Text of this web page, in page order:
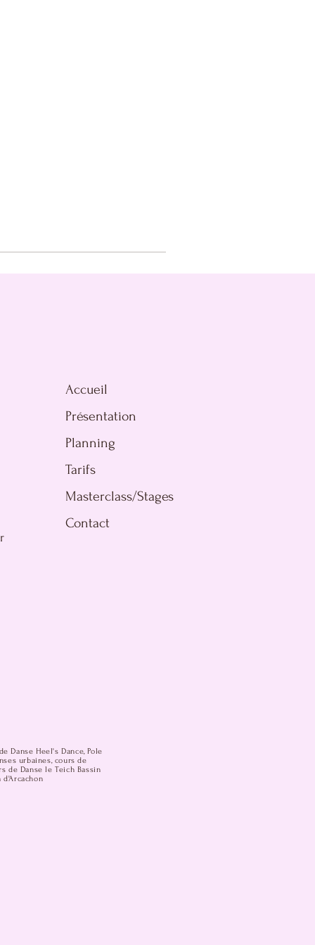
Accueil
Présentation
Planning
Tarifs
Masterclass/Stages
Contact
Danse Heel's Dance, Pole
urbaines, cours de
de Danse le Teich Bassin
d'Arcachon